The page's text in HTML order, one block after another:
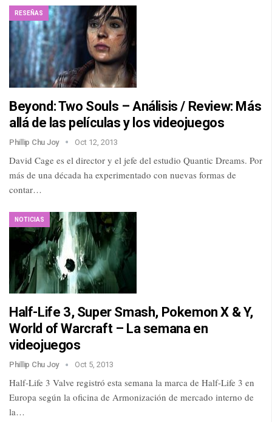
RESEÑAS
Beyond: Two Souls – Análisis / Review: Más
allá de las películas y los videojuegos
Phillip Chu Joy Oct 12, 2013
David Cage es el director y el jefe del estudio Quantic Dreams. Por
más de una década ha experimentado con nuevas formas de
contar…
NOTICIAS
Half-Life 3, Super Smash, Pokemon X & Y,
World of Warcraft – La semana en
videojuegos
Phillip Chu Joy Oct 5, 2013
Half-Life 3 Valve registró esta semana la marca de Half-Life 3 en
Europa según la oficina de Armonización de mercado interno de
la…